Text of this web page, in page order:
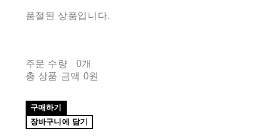
품절된 상품입니다.
주문 수량
0개
총 상품 금액 0원
구매하기
장바구니에 담기